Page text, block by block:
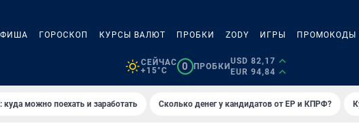
ГОРОСКОП КУРСЫ ВАЛЮТ ПРОБКИ ZODY ИГРЫ ПРОМОКОДЫ
СЕЙЧАС
+15°C
0 ПРОБКИ
USD 82,17
EUR 94,84
куда можно поехать и заработать Сколько денег у кандидатов от ЕР и КПРФ?